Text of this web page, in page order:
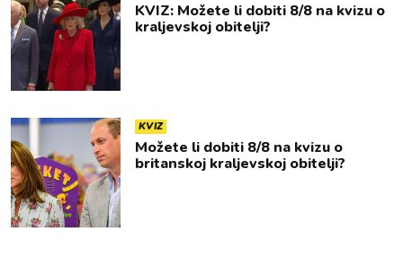
KVIZ: Možete li dobiti 8/8 na kvizu o
kraljevskoj obitelji?
KVIZ
Možete li dobiti 8/8 na kvizu o
britanskoj kraljevskoj obitelji?